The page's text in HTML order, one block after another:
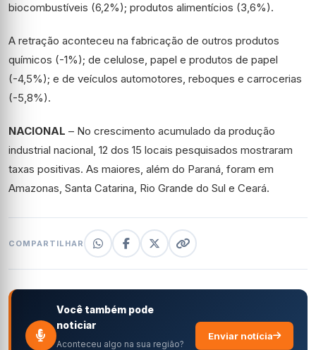
biocombustíveis (6,2%); produtos alimentícios (3,6%).
A retração aconteceu na fabricação de outros produtos
químicos (-1%); de celulose, papel e produtos de papel
(-4,5%); e de veículos automotores, reboques e carrocerias
(-5,8%).
NACIONAL – No crescimento acumulado da produção
industrial nacional, 12 dos 15 locais pesquisados mostraram
taxas positivas. As maiores, além do Paraná, foram em
Amazonas, Santa Catarina, Rio Grande do Sul e Ceará.
COMPARTILHAR
Você também pode
noticiar
Aconteceu algo na sua região?
Enviar notícia